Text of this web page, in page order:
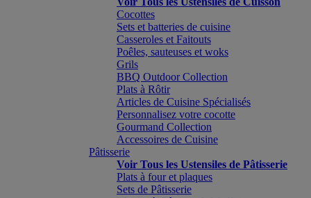
Cocottes
Sets et batteries de cuisine
Casseroles et Faitouts
Poêles, sauteuses et woks
Grils
BBQ Outdoor Collection
Plats à Rôtir
Articles de Cuisine Spécialisés
Personnalisez votre cocotte
Gourmand Collection
Accessoires de Cuisine
Pâtisserie
Voir Tous les Ustensiles de Pâtisserie
Plats à four et plaques
Sets de Pâtisserie